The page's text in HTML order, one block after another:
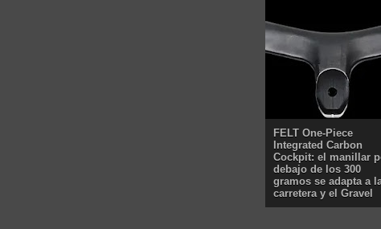
FELT One-Piece
Integrated Carbon
Cockpit: el manillar
debajo de los 300
gramos se adapta a
carretera y el Gravel